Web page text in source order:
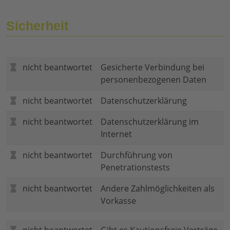
Sicherheit
nicht beantwortet
Gesicherte Verbindung bei
personenbezogenen Daten
nicht beantwortet
Datenschutzerklärung
nicht beantwortet
Datenschutzerklärung im
Internet
nicht beantwortet
Durchführung von
Penetrationstests
nicht beantwortet
Andere Zahlmöglichkeiten als
Vorkasse